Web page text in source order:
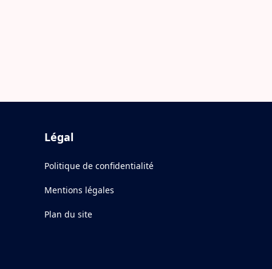
Légal
Politique de confidentialité
Mentions légales
Plan du site